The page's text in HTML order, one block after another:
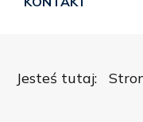
Jesteś tutaj: